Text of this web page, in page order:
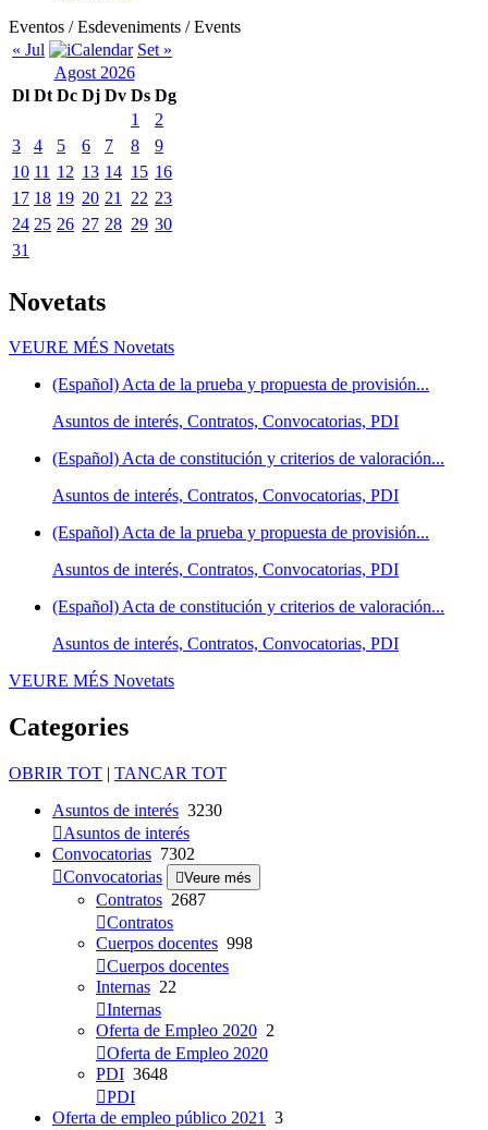
Eventos / Esdeveniments / Events
« Jul
Set »
Agost 2026
Dl Dt Dc Dj Dv Ds Dg
1
2
3
4 5 6 7 8
9
10 11 12 13 14 15 16
17 18 19 20 21 22 23
24 25 26 27 28 29 30
31
Novetats
VEURE MÉS Novetats
(Español) Acta de la prueba y propuesta de provisión...
Asuntos de interés, Contratos, Convocatorias, PDI
(Español) Acta de constitución y criterios de valoración...
Asuntos de interés, Contratos, Convocatorias, PDI
(Español) Acta de la prueba y propuesta de provisión...
Asuntos de interés, Contratos, Convocatorias, PDI
(Español) Acta de constitución y criterios de valoración...
Asuntos de interés, Contratos, Convocatorias, PDI
VEURE MÉS Novetats
Categories
OBRIR TOT | TANCAR TOT
Asuntos de interés 3230
Asuntos de interés
Convocatorias 7302
Convocatorias
Veure més
Contratos 2687
Contratos
Cuerpos docentes 998
Cuerpos docentes
Internas 22
Internas
Oferta de Empleo 2020 2
Oferta de Empleo 2020
PDI 3648
PDI
Oferta de empleo público 2021
3